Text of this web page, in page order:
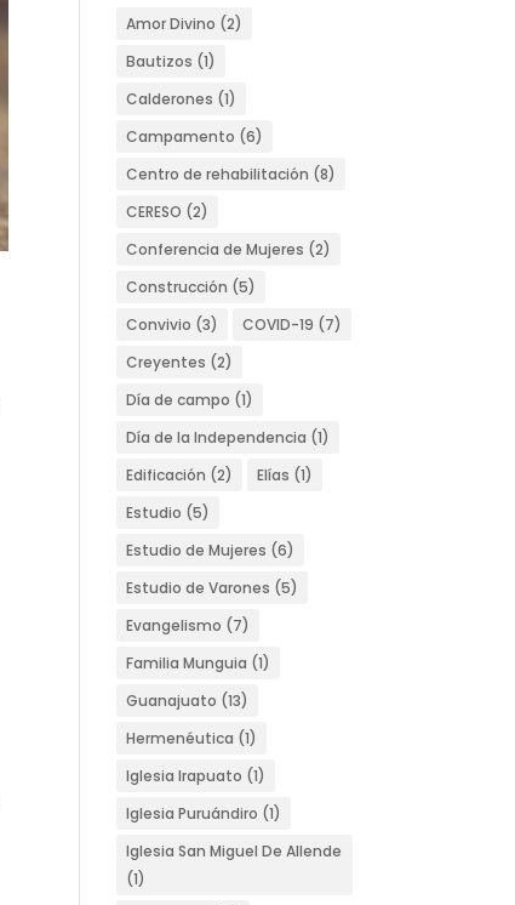
Amor Divino (2)
Bautizos (1)
Calderones (1)
Campamento (6)
Centro de rehabilitación (8)
CERESO (2)
Conferencia de Mujeres (2)
Construcción (5)
Convivio (3) COVID-19 (7)
Creyentes (2)
Día de campo (1)
Día de la Independencia (1)
Edificación (2) Elías (1)
Estudio (5)
Estudio de Mujeres (6)
Estudio de Varones (5)
Evangelismo (7)
Familia Munguia (1)
Guanajuato (13)
Hermenéutica (1)
Iglesia Irapuato (1)
Iglesia Puruándiro (1)
Iglesia San Miguel De Allende
(1)